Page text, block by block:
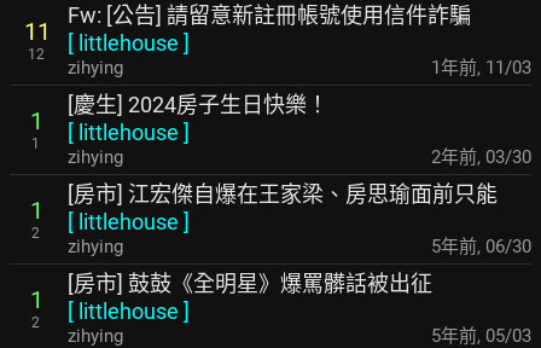
11
12
Fw: [公告] 請留意新註冊帳號使用信件詐騙
[ littlehouse ]
zihying 1年前, 11/03
1
1
[慶生] 2024房子生日快樂！
[ littlehouse ]
zihying 2年前, 03/30
1
2
[房市] 江宏傑自爆在王家梁、房思瑜面前只能
[ littlehouse ]
zihying 5年前, 06/30
1
2
[房市] 鼓鼓《全明星》爆罵髒話被出征
[ littlehouse ]
zihying 5年前, 05/03